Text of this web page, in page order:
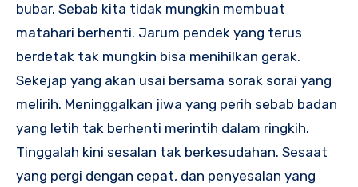
bubar. Sebab kita tidak mungkin membuat
matahari berhenti. Jarum pendek yang terus
berdetak tak mungkin bisa menihilkan gerak.
Sekejap yang akan usai bersama sorak sorai yang
melirih. Meninggalkan jiwa yang perih sebab badan
yang letih tak berhenti merintih dalam ringkih.
Tinggalah kini sesalan tak berkesudahan. Sesaat
yang pergi dengan cepat, dan penyesalan yang